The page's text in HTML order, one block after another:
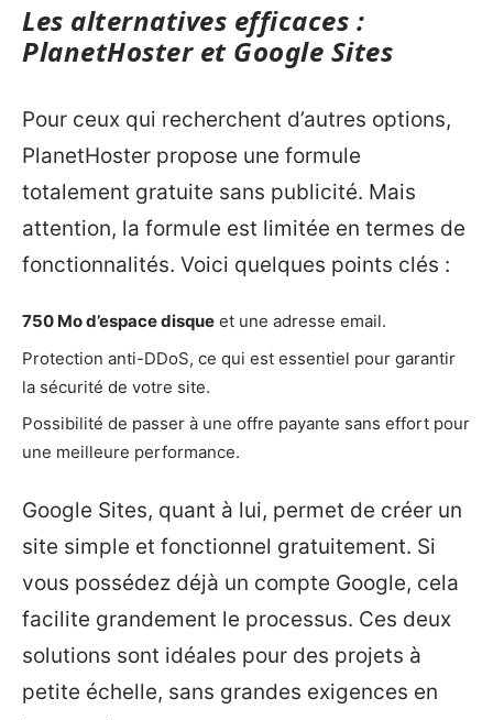
Les alternatives efficaces :
PlanetHoster et Google Sites
Pour ceux qui recherchent d’autres options,
PlanetHoster propose une formule
totalement gratuite sans publicité. Mais
attention, la formule est limitée en termes de
fonctionnalités. Voici quelques points clés :
750 Mo d’espace disque et une adresse email.
Protection anti-DDoS, ce qui est essentiel pour garantir
la sécurité de votre site.
Possibilité de passer à une offre payante sans effort pour
une meilleure performance.
Google Sites, quant à lui, permet de créer un
site simple et fonctionnel gratuitement. Si
vous possédez déjà un compte Google, cela
facilite grandement le processus. Ces deux
solutions sont idéales pour des projets à
petite échelle, sans grandes exigences en